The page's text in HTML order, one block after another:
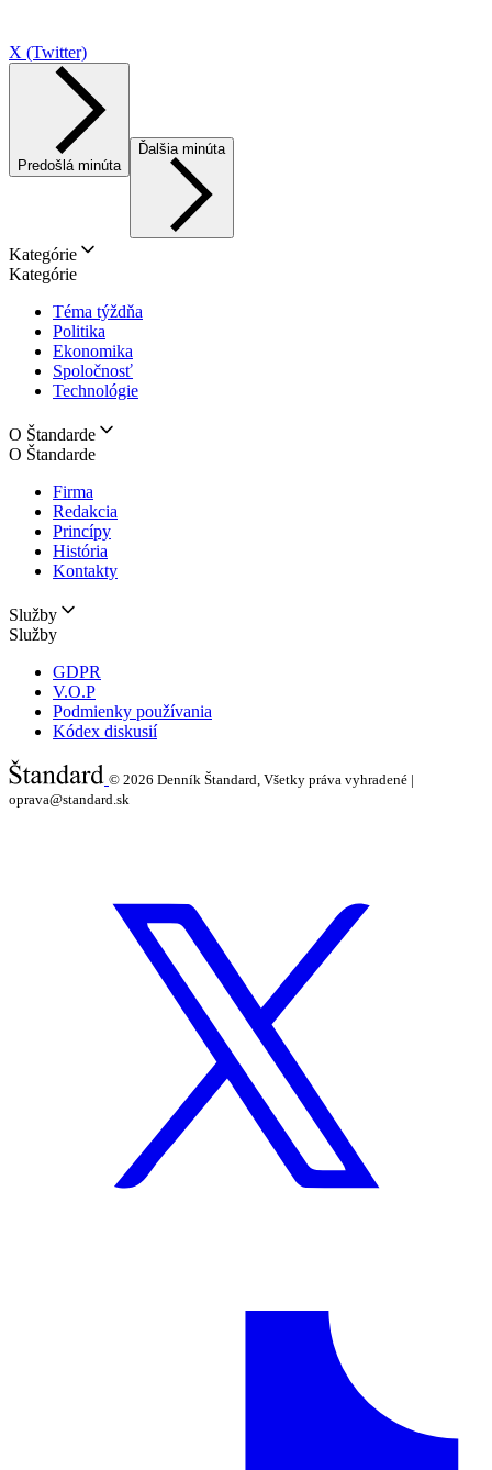
X (Twitter)
Predošlá minúta
Ďalšia minúta
Kategórie
Kategórie
Téma týždňa
Politika
Ekonomika
Spoločnosť
Technológie
O Štandarde
O Štandarde
Firma
Redakcia
Princípy
História
Kontakty
Služby
Služby
GDPR
V.O.P
Podmienky používania
Kódex diskusií
© 2026 Denník Štandard, Všetky práva vyhradené |
oprava@standard.sk